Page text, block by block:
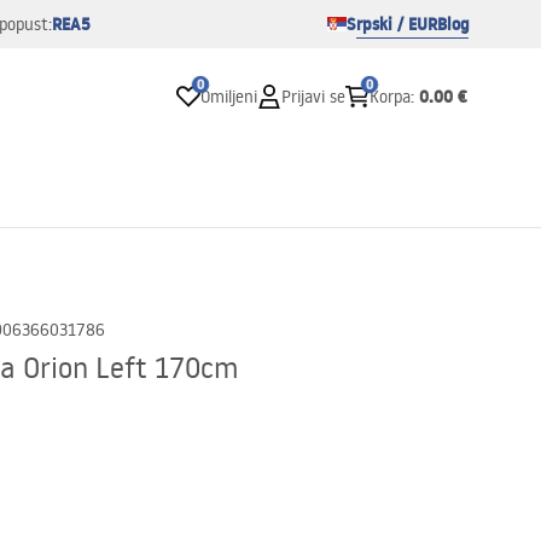
REA5 Srpski / EURBlog
0
Omiljeni Prijavi se
0
Korpa: 0.00 €
Orion Left 170cm